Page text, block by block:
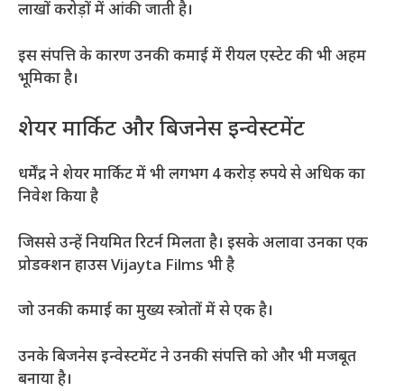
लाखों करोड़ों में आंकी जाती है।
इस संपत्ति के कारण उनकी कमाई में रीयल एस्टेट की भी अहम
भूमिका है।
शेयर मार्किट और बिजनेस इन्वेस्टमेंट
धर्मेंद्र ने शेयर मार्किट में भी लगभग 4 करोड़ रुपये से अधिक का
निवेश किया है
जिससे उन्हें नियमित रिटर्न मिलता है। इसके अलावा उनका एक
प्रोडक्शन हाउस Vijayta Films भी है
जो उनकी कमाई का मुख्य स्त्रोतों में से एक है।
उनके बिजनेस इन्वेस्टमेंट ने उनकी संपत्ति को और भी मजबूत
बनाया है।